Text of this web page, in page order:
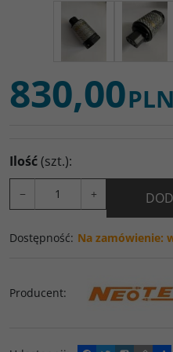
830,00PLN
Ilość(szt.):
− +
Dostępność: Na zamówienie:
Producent: